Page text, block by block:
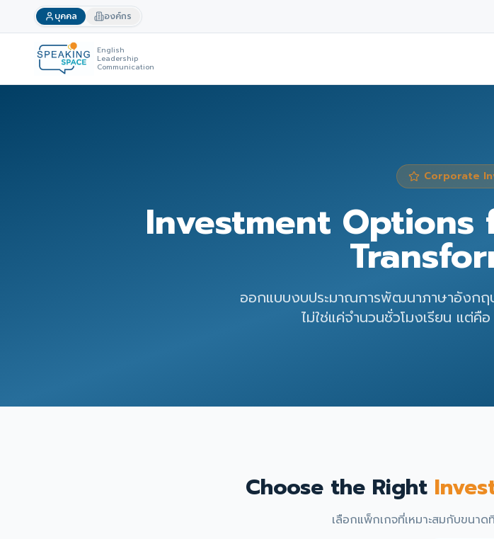
บุคคล องค์กร
English
Leadership
Communication
Corporate
Investment Options
ออกแบบงบประมาณการพัฒนาภาษาอังกฤ
ไม่ใช่แค่จำนวนชั่วโมงเรียน แต่คื
Choose the Right
เลือกแพ็กเกจที่เหมาะสมกับขนา